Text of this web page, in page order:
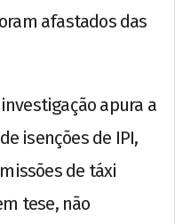
afastados das
apura a
isenções de IPI,
de táxi
tese, não